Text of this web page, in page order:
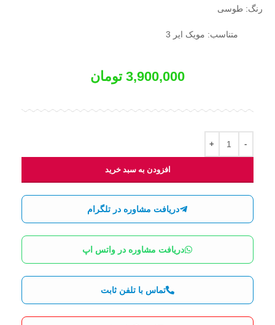
رنگ: طوسی
متناسب: مویک ایر 3
3,900,000 تومان
افزودن به سبد خرید
دریافت مشاوره در تلگرام
دریافت مشاوره در واتس اپ
تماس با تلفن ثابت